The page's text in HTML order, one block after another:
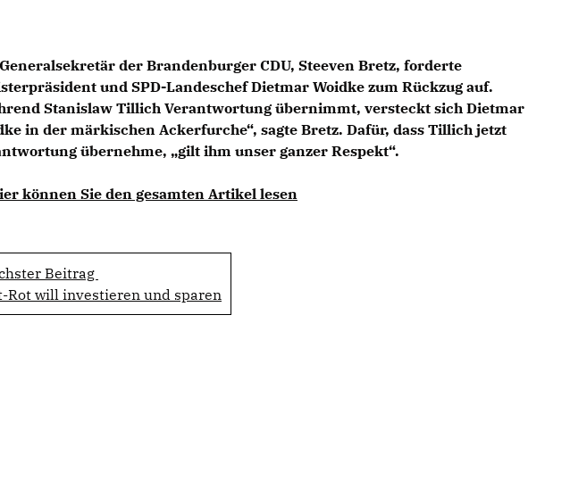
der Brandenburger CDU, Steeven Bretz, forderte
und SPD-Landeschef Dietmar Woidke zum Rückzug auf.
Stanislaw Tillich Verantwortung übernimmt, versteckt sich Dietmar
in der märkischen Ackerfurche“, sagte Bretz. Dafür, dass Tillich jetzt
übernehme, „gilt ihm unser ganzer Respekt“.
können Sie den gesamten Artikel lesen
Beitrag
Rot will investieren und sparen